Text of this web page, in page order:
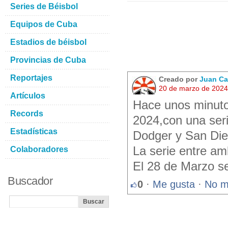
Creado porJuan
20 de marzo de
Hace unos
2024,con una
Dodger y San
La serie entre
El 28 de Marzo
0 · Me gusta · No
Series de Béisbol
Equipos de Cuba
Estadios de béisbol
Provincias de Cuba
Reportajes
Artículos
Records
Estadísticas
Colaboradores
Buscador